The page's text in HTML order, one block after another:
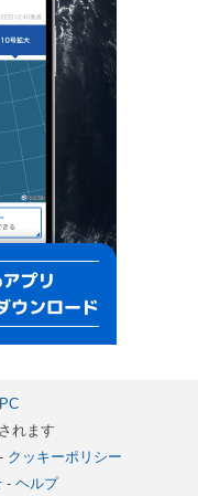
PC
れます
- クッキーポリシー
- ヘルプ